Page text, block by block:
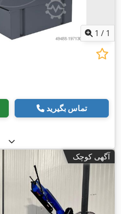
1 / 1
تماس بگیرید
آگهی کوچک